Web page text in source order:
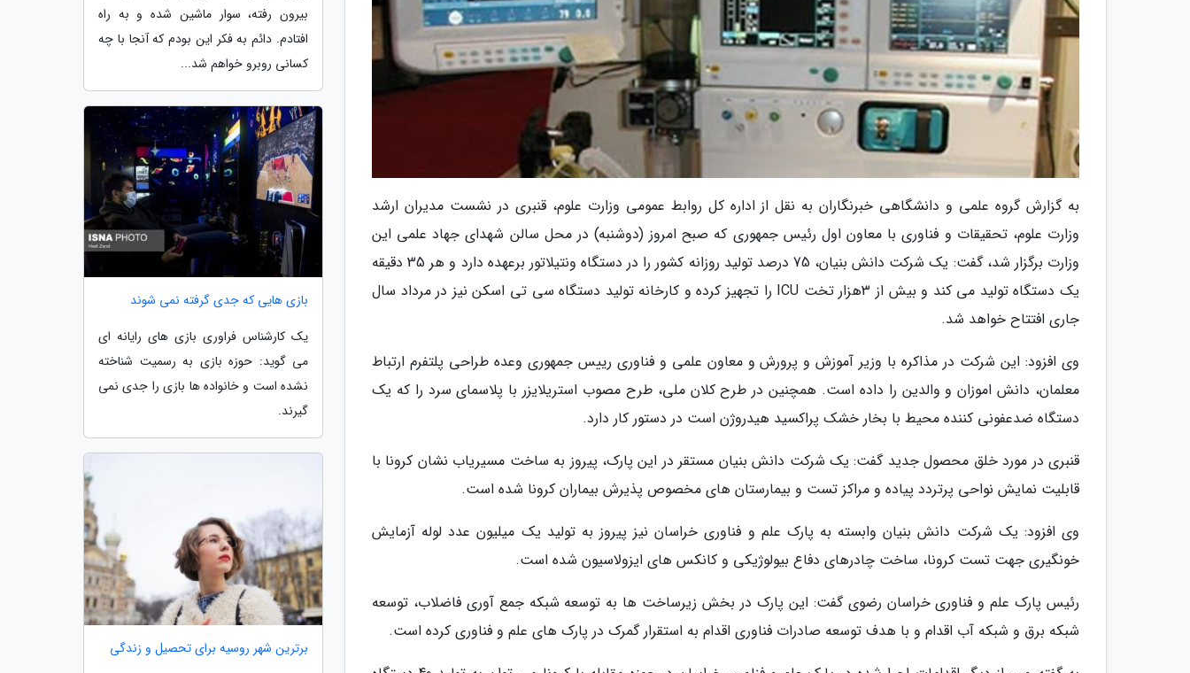
به گزارش گروه علمی و دانشگاهی خبرنگاران به نقل از اداره کل روابط عمومی وزارت علوم، قنبری در نشست مدیران ارشد
وزارت علوم، تحقیقات و فناوری با معاون اول رئیس جمهوری که صبح امروز (دوشنبه) در محل سالن شهدای جهاد علمی این
وزارت برگزار شد، گفت: یک شرکت دانش بنیان، 75 درصد تولید روزانه کشور را در دستگاه ونتیلاتور برعهده دارد و هر 35 دقیقه
یک دستگاه تولید می کند و بیش از 3هزار تخت ICU را تجهیز کرده و کارخانه تولید دستگاه سی تی اسکن نیز در مرداد سال
جاری افتتاح خواهد شد.
وی افزود: این شرکت در مذاکره با وزیر آموزش و پرورش و معاون علمی و فناوری رییس جمهوری وعده طراحی پلتفرم ارتباط
معلمان، دانش اموزان و والدین را داده است. همچنین در طرح کلان ملی، طرح مصوب استریلایزر با پلاسمای سرد را که یک
دستگاه ضدعفونی کننده محیط با بخار خشک پراکسید هیدروژن است در دستور کار دارد.
قنبری در مورد خلق محصول جدید گفت: یک شرکت دانش بنیان مستقر در این پارک، پیروز به ساخت مسیریاب نشان کرونا با
قابلیت نمایش نواحی پرتردد پیاده و مراکز تست و بیمارستان های مخصوص پذیرش بیماران کرونا شده است.
وی افزود: یک شرکت دانش بنیان وابسته به پارک علم و فناوری خراسان نیز پیروز به تولید یک میلیون عدد لوله آزمایش
خونگیری جهت تست کرونا، ساخت چادرهای دفاع بیولوژیکی و کانکس های ایزولاسیون شده است.
رئیس پارک علم و فناوری خراسان رضوی گفت: این پارک در بخش زیرساخت ها به توسعه شبکه جمع آوری فاضلاب، توسعه
شبکه برق و شبکه آب اقدام و با هدف توسعه صادرات فناوری اقدام به استقرار گمرک در پارک های علم و فناوری کرده است.
بیرون رفته، سوار ماشین شده و به راه
افتادم. دائم به فکر این بودم که آنجا با چه
کسانی روبرو خواهم شد...
بازی هایی که جدی گرفته نمی شوند
یک کارشناس فراوری بازی های رایانه ای
می گوید: حوزه بازی به رسمیت شناخته
نشده است و خانواده ها بازی را جدی نمی
گیرند.
برترین شهر روسیه برای تحصیل و زندگی